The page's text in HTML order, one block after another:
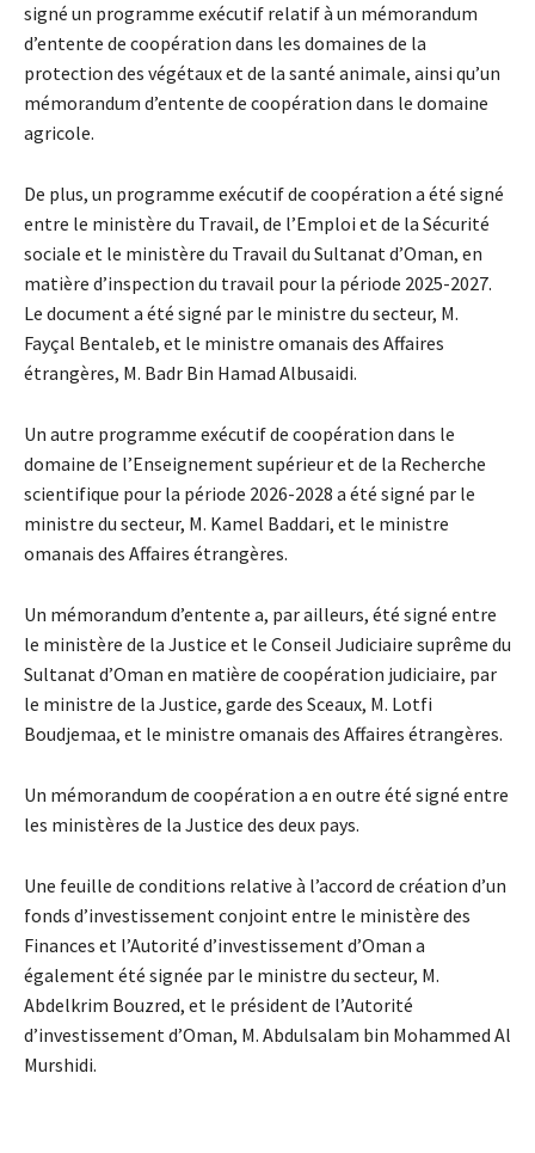
signé un programme exécutif relatif à un mémorandum
d’entente de coopération dans les domaines de la
protection des végétaux et de la santé animale, ainsi qu’un
mémorandum d’entente de coopération dans le domaine
agricole.
De plus, un programme exécutif de coopération a été signé
entre le ministère du Travail, de l’Emploi et de la Sécurité
sociale et le ministère du Travail du Sultanat d’Oman, en
matière d’inspection du travail pour la période 2025-2027.
Le document a été signé par le ministre du secteur, M.
Fayçal Bentaleb, et le ministre omanais des Affaires
étrangères, M. Badr Bin Hamad Albusaidi.
Un autre programme exécutif de coopération dans le
domaine de l’Enseignement supérieur et de la Recherche
scientifique pour la période 2026-2028 a été signé par le
ministre du secteur, M. Kamel Baddari, et le ministre
omanais des Affaires étrangères.
Un mémorandum d’entente a, par ailleurs, été signé entre
le ministère de la Justice et le Conseil Judiciaire suprême du
Sultanat d’Oman en matière de coopération judiciaire, par
le ministre de la Justice, garde des Sceaux, M. Lotfi
Boudjemaa, et le ministre omanais des Affaires étrangères.
Un mémorandum de coopération a en outre été signé entre
les ministères de la Justice des deux pays.
Une feuille de conditions relative à l’accord de création d’un
fonds d’investissement conjoint entre le ministère des
Finances et l’Autorité d’investissement d’Oman a
également été signée par le ministre du secteur, M.
Abdelkrim Bouzred, et le président de l’Autorité
d’investissement d’Oman, M. Abdulsalam bin Mohammed Al
Murshidi.